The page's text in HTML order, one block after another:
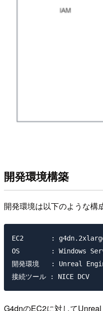
開発環境構築
開発環境は以下のような構
EC2       :
OS        : Windows
開発環境   : Unreal
G4dnのEC2に対して